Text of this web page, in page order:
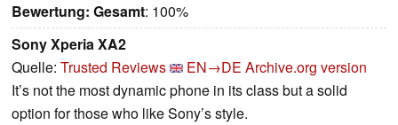
Bewertung: Gesamt: 100%
Sony Xperia XA2
Quelle: Trusted Reviews EN→DE Archive.org version
It’s not the most dynamic phone in its class but a solid
option for those who like Sony’s style.